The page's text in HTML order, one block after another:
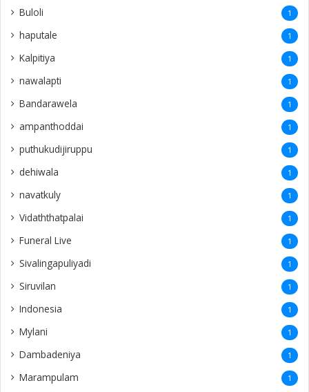
Buloli 1
haputale 1
Kalpitiya 1
nawalapti 1
Bandarawela 1
ampanthoddai 1
puthukudijiruppu 1
dehiwala 1
navatkuly 1
Vidaththatpalai 1
Funeral Live 1
Sivalingapuliyadi 1
Siruvilan 1
Indonesia 1
Mylani 1
Dambadeniya 1
Marampulam 1